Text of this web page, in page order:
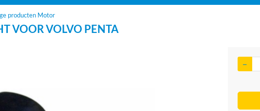
producten Motor
VOOR VOLVO PENTA